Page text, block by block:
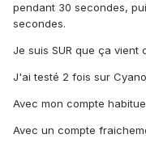
pendant 30 secondes,
secondes.
Je suis SUR que ça vient
J'ai testé 2 fois sur
Avec mon compte
Avec un compte